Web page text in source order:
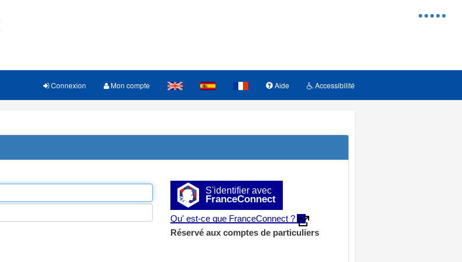
Menu
Connexion Mon compte Aide Accessibilité
S'identifier avec
FranceConnect
Qu' est-ce que FranceConnect ?
Réservé aux comptes de particuliers